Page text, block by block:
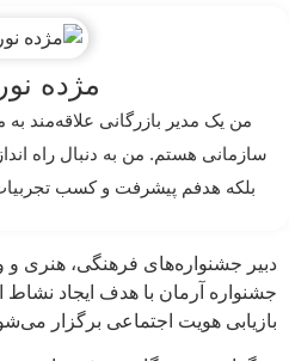
مژده
من یک مدیر بازرگانی
سازمانی هستم. من به دنبال راه
بلکه هدفم پیشرفت و کسب
دبیر جشنواره‌های فرهنگی، هنری
جشنواره آرمان با هدف ایجاد نشاط
بازیابی هویت اجتماعی برگزار